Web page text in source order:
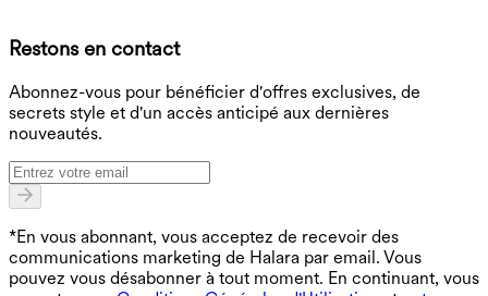
Restons en contact
Abonnez-vous pour bénéficier d'offres exclusives, de
secrets style et d'un accès anticipé aux dernières
nouveautés.
*En vous abonnant, vous acceptez de recevoir des
communications marketing de Halara par email. Vous
pouvez vous désabonner à tout moment. En continuant, vous